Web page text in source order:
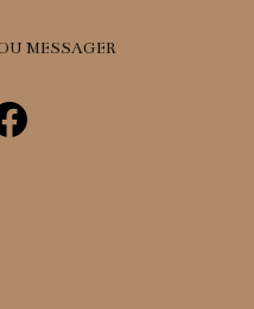
MESSAGER